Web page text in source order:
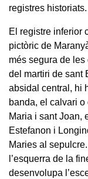
registres historiats.
El registre inferior
pictòric de
més segura de les
del martiri de sant
absidal central, hi
banda, el calvari
Maria i sant Joan,
Estefanon i
Maries al
l’esquerra de la
desenvolupa